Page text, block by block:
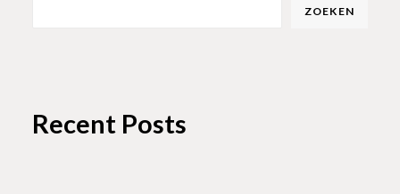
ZOEKEN
Recent Posts